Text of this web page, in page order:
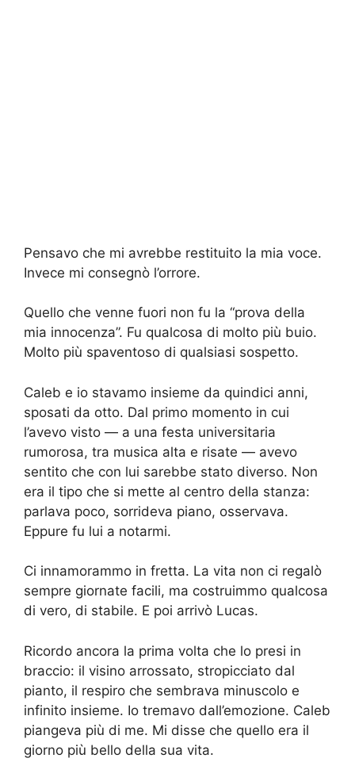
Pensavo che mi avrebbe restituito la mia voce.
Invece mi consegnò l’orrore.
Quello che venne fuori non fu la “prova della
mia innocenza”. Fu qualcosa di molto più buio.
Molto più spaventoso di qualsiasi sospetto.
Caleb e io stavamo insieme da quindici anni,
sposati da otto. Dal primo momento in cui
l’avevo visto — a una festa universitaria
rumorosa, tra musica alta e risate — avevo
sentito che con lui sarebbe stato diverso. Non
era il tipo che si mette al centro della stanza:
parlava poco, sorrideva piano, osservava.
Eppure fu lui a notarmi.
Ci innamorammo in fretta. La vita non ci regalò
sempre giornate facili, ma costruimmo qualcosa
di vero, di stabile. E poi arrivò Lucas.
Ricordo ancora la prima volta che lo presi in
braccio: il visino arrossato, stropicciato dal
pianto, il respiro che sembrava minuscolo e
infinito insieme. Io tremavo dall’emozione. Caleb
piangeva più di me. Mi disse che quello era il
giorno più bello della sua vita.